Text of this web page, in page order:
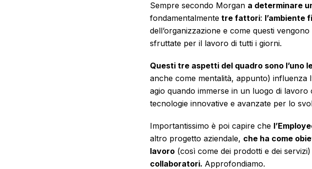
Sempre secondo Morgan a determinare
fondamentalmente tre fattori: l’ambiente
dell’organizzazione e come questi
sfruttate per il lavoro di tutti i giorni.
Questi tre aspetti del quadro sono l’uno
anche come mentalità, appunto) influenza
agio quando immerse in un luogo di
tecnologie innovative e avanzate per lo
Importantissimo è poi capire che
altro progetto aziendale, che ha come
lavoro (così come dei prodotti e dei
collaboratori. Approfondiamo.